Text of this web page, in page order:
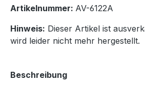
Artikelnummer: AV-6122A
Hinweis: Dieser Artikel ist
wird leider nicht mehr hergestellt.
Beschreibung